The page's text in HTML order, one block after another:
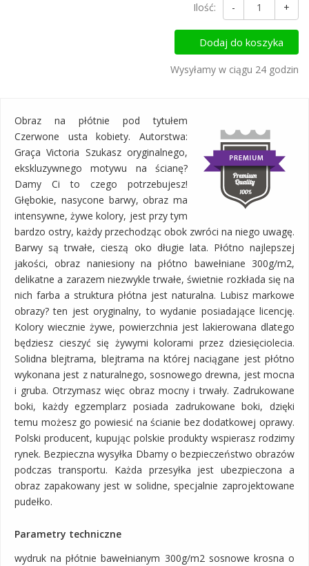
Dodaj do koszyka
Ilość: - +
Wysyłamy w ciągu 24 godzin
Obraz na płótnie pod tytułem
Czerwone usta kobiety. Autorstwa:
Graça Victoria Szukasz oryginalnego,
ekskluzywnego motywu na ścianę?
Damy Ci to czego potrzebujesz!
Głębokie, nasycone barwy, obraz ma
intensywne, żywe kolory, jest przy tym
bardzo ostry, każdy przechodząc obok zwróci na niego uwagę.
Barwy są trwałe, cieszą oko długie lata. Płótno najlepszej
jakości, obraz naniesiony na płótno bawełniane 300g/m2,
delikatne a zarazem niezwykle trwałe, świetnie rozkłada się na
nich farba a struktura płótna jest naturalna. Lubisz markowe
obrazy? ten jest oryginalny, to wydanie posiadające licencję.
Kolory wiecznie żywe, powierzchnia jest lakierowana dlatego
będziesz cieszyć się żywymi kolorami przez dziesięciolecia.
Solidna blejtrama, blejtrama na której naciągane jest płótno
wykonana jest z naturalnego, sosnowego drewna, jest mocna
i gruba. Otrzymasz więc obraz mocny i trwały. Zadrukowane
boki, każdy egzemplarz posiada zadrukowane boki, dzięki
temu możesz go powiesić na ścianie bez dodatkowej oprawy.
Polski producent, kupując polskie produkty wspierasz rodzimy
rynek. Bezpieczna wysyłka Dbamy o bezpieczeństwo obrazów
podczas transportu. Każda przesyłka jest ubezpieczona a
obraz zapakowany jest w solidne, specjalnie zaprojektowane
pudełko.
Parametry techniczne
wydruk na płótnie bawełnianym 300g/m2 sosnowe krosna o